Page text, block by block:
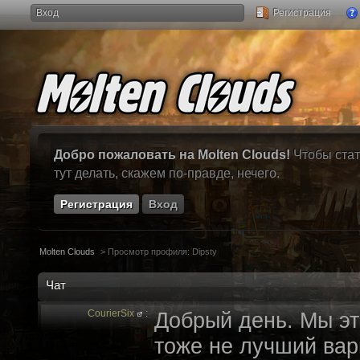
Вход Регистрация
Добро пожаловать на Molten Clouds! Чтобы
тут делать, скажем по-правде, нечего.
Регистрация Вход
Molten Clouds > Просмотр профиля: Dipsty
Чат
CourierSix : Добрый день. Мы
тоже не лучший